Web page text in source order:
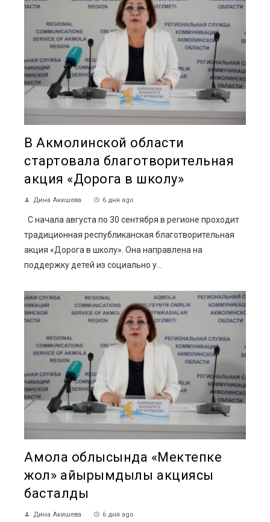
В Акмолинской области
стартовала благотворительная
акция «Дорога в школу»
Дина Акишева 6 дня ago
С начала августа по 30 сентября в регионе проходит
традиционная республиканская благотворительная
акция «Дорога в школу». Она направлена на
поддержку детей из социально у...
Ақмола облысында «Мектепке
жол» қайырымдылық акциясы
басталды
Дина Акишева 6 дня ago